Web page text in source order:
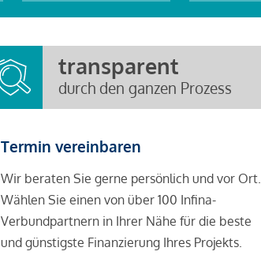
transparent
durch den ganzen Prozess
Termin vereinbaren
Wir beraten Sie gerne persönlich und vor Ort.
Wählen Sie einen von über 100 Infina-
Verbundpartnern in Ihrer Nähe für die beste
und günstigste Finanzierung Ihres Projekts.